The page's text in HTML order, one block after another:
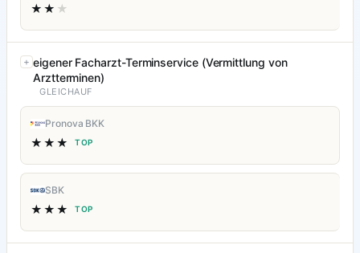
★★ ★
eigener Facharzt-Terminservice (Vermittlung von
Arztterminen)
GLEICHAUF
Pronova BKK
★★★ TOP
SBK
★★★ TOP